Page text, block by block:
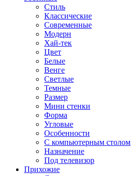
Стиль
Классические
Современные
Модерн
Хай-тек
Цвет
Белые
Венге
Светлые
Темные
Размер
Мини стенки
Форма
Угловые
Особенности
С компьютерным столом
Назначение
Под телевизор
Прихожие